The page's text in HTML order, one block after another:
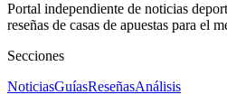
Portal independiente de noticias
reseñas de casas de apuestas para el
Secciones
NoticiasGuíasReseñasAnálisis